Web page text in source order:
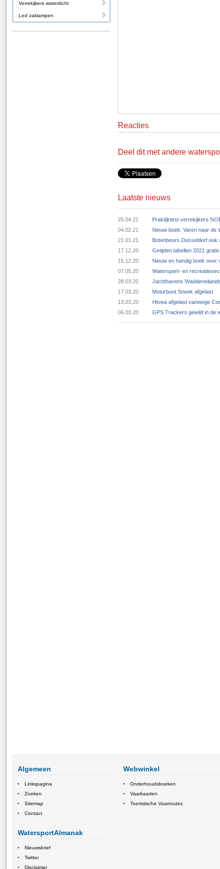
Reacties
Deel dit met andere
Laatste nieuws
25.04.21
Praktijktest verrekijkers
04.02.21
Nieuw boek: Varen naar de
21.01.21
Botenbeurs Düsseldorf ook
17.12.20
Getijden tabellen 2021
15.12.20
Nieuw en handig boek over
07.05.20
Watersport- en
28.03.20
Jachthavens
17.03.20
Motorboot Sneek afgelast
13.03.20
Hiswa afgelast vanwege
06.03.20
GPS Trackers gewild in de
Verrekijkers waterdicht
Led zaklampen
Algemeen
Linkspagina
Zoeken
Sitemap
Contact
WatersportAlmanak
Nieuwsbrief
Twitter
Disclaimer
Webwinkel
Onderhoudsboeken
Vaarkaarten
Toeristische Vaarroutes